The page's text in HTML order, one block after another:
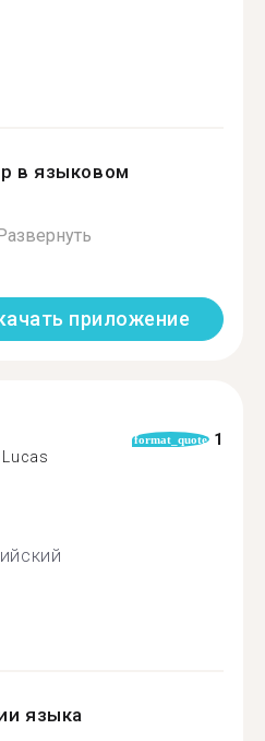
в языковом
приложение
Lucas
format_quote 1
языка